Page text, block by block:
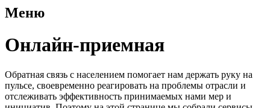
Меню
Онлайн-приемная
Обратная связь с населением помогает нам держать руку на
пульсе, своевременно реагировать на проблемы отрасли и
отслеживать эффективность принимаемых нами мер и